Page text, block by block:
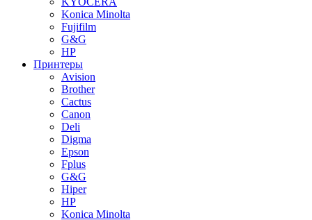
Konica Minolta
Fujifilm
G&G
HP
Принтеры
Avision
Brother
Cactus
Canon
Deli
Digma
Epson
Fplus
G&G
Hiper
HP
Konica Minolta